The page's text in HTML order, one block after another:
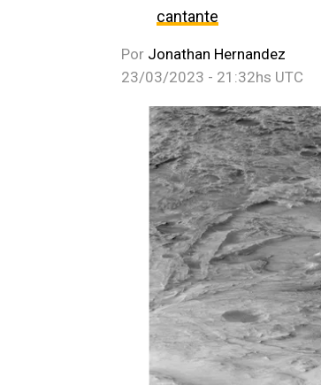
cantante
Por Jonathan Hernandez
23/03/2023 - 21:32hs UTC